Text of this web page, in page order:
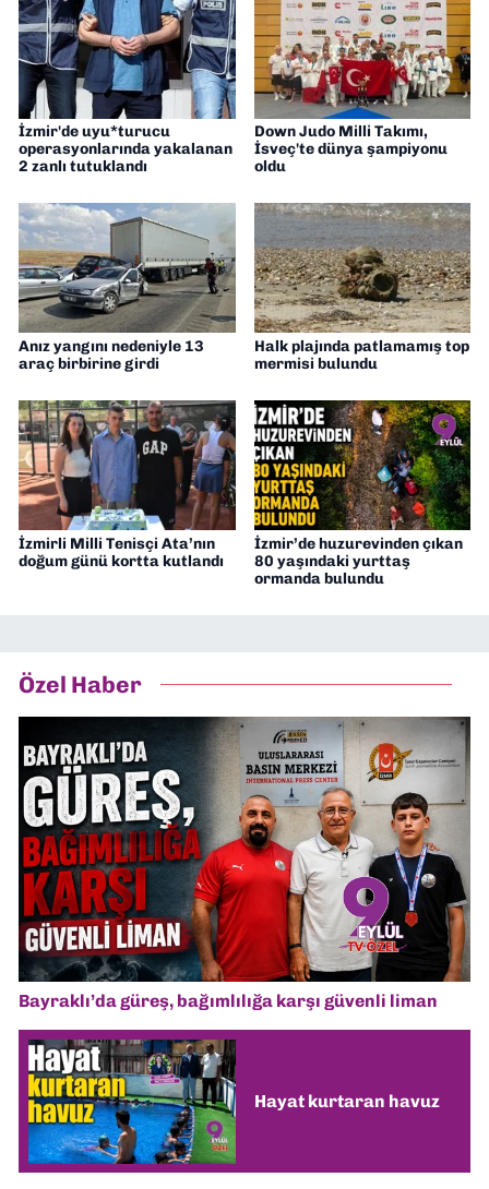
yapıyorum
İzmir'de uyu*turucu
operasyonlarında yakalanan
2 zanlı tutuklandı
Down Judo Milli Takımı,
İsveç'te dünya şampiyonu
oldu
Anız yangını nedeniyle 13
araç birbirine girdi
Halk plajında patlamamış top
mermisi bulundu
İzmirli Milli Tenisçi Ata’nın
doğum günü kortta kutlandı
İzmir’de huzurevinden çıkan
80 yaşındaki yurttaş
ormanda bulundu
Özel Haber
Bayraklı’da güreş, bağımlılığa karşı güvenli liman
Hayat kurtaran havuz